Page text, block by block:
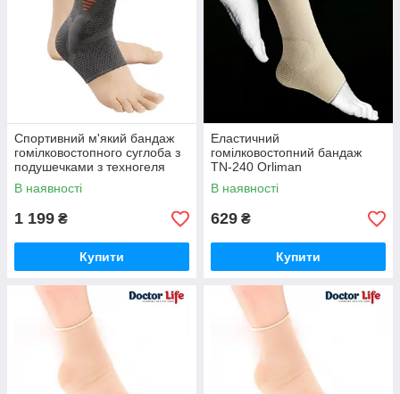
Спортивний м'який бандаж
гомілковостопного суглоба з
подушечками з техногеля
Orliman OS6240
В наявності
1 199 ₴
Купити
Еластичний
гомілковостопний бандаж
TN-240 Orliman
В наявності
629 ₴
Купити